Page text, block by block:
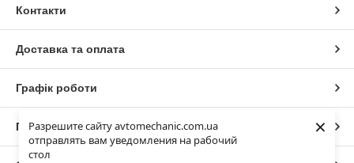
Разрешите сайту avtomechanic.com.ua
отправлять вам уведомления на рабочий
стол
×
Контакти
Доставка та оплата
Графік роботи
Повна версія сайту